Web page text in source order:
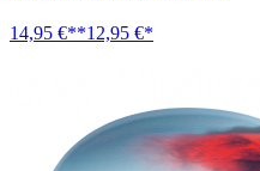
14,95 €**12,95 €*